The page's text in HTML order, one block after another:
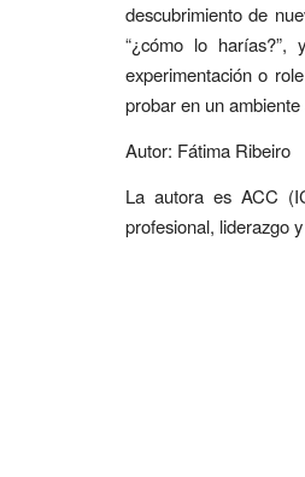
descubrimiento de
“¿cómo lo
experimentación o
probar en un
Autor: Fátima Ribeiro
La autora es ACC
profesional, liderazgo